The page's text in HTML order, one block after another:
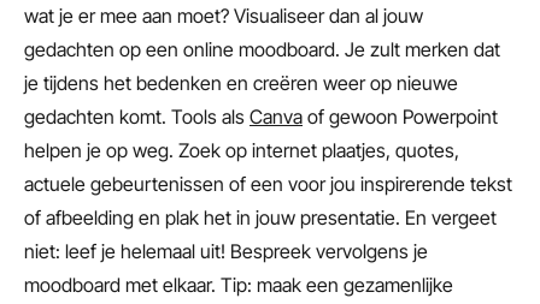
wat je er mee aan moet? Visualiseer dan al jouw
gedachten op een online moodboard. Je zult merken dat
je tijdens het bedenken en creëren weer op nieuwe
gedachten komt. Tools alsCanvaof gewoon Powerpoint
helpen je op weg. Zoek op internet plaatjes, quotes,
actuele gebeurtenissen of een voor jou inspirerende tekst
of afbeelding en plak het in jouw presentatie. En vergeet
niet: leef je helemaal uit! Bespreek vervolgens je
moodboard met elkaar. Tip: maak een gezamenlijke